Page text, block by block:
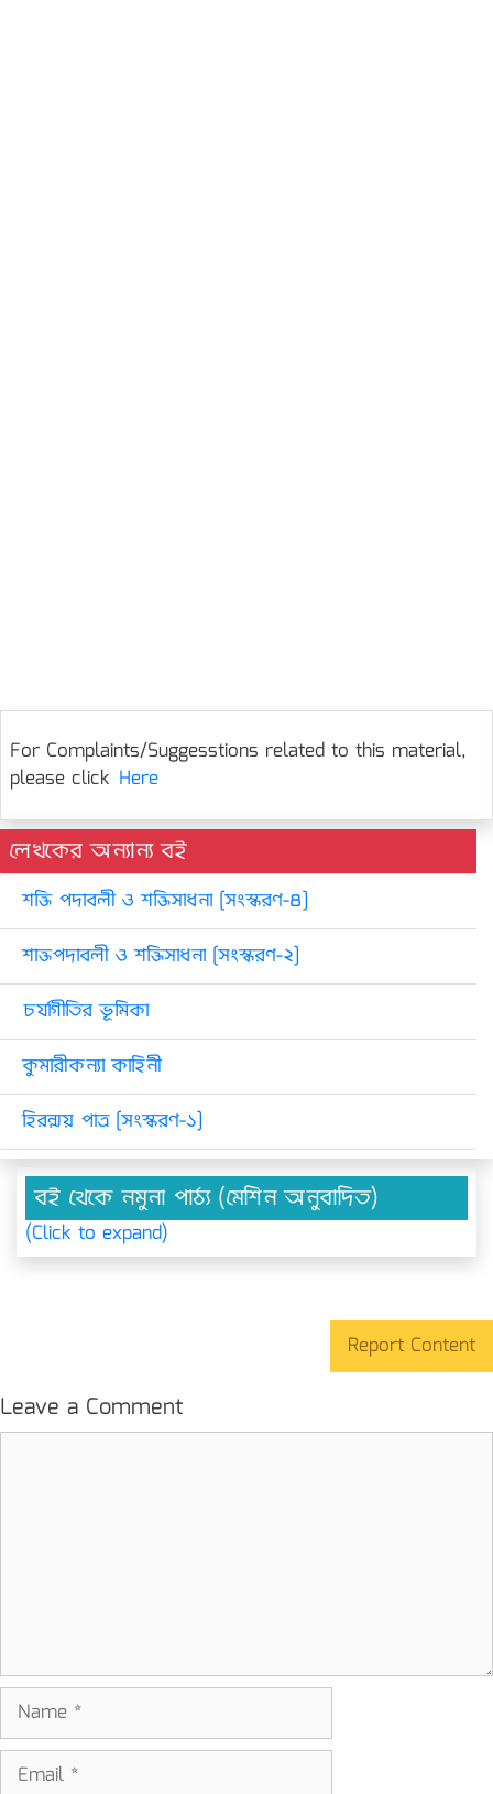
For Complaints/Suggesstions related to this material,
please click Here
লেখকের অন্যান্য বই
শক্তি পদাবলী ও শক্তিসাধনা [সংস্করণ-৪]
শাক্তপদাবলী ও শক্তিসাধনা [সংস্করণ-২]
চর্যাগীতির ভূমিকা
কুমারীকন্যা কাহিনী
হিরন্ময় পাত্র [সংস্করণ-১]
বই থেকে নমুনা পাঠ্য (মেশিন অনুবাদিত)
(Click to expand)
Report Content
Leave a Comment
Name
Email